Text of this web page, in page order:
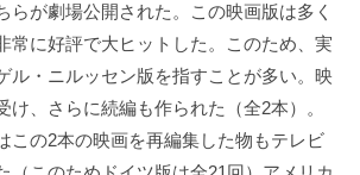
らが劇場公開された。この映画版は多く
常に好評で大ヒットした。このため、実
ル・ニルッセン版を指すことが多い。映
け、さらに続編も作られた（全2本）。
この2本の映画を再編集した物もテレビ